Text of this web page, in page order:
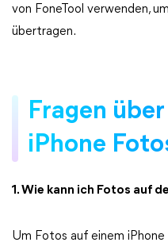
von FoneTool verwenden,
übertragen.
Fragen
iPhone
1. Wie kann ich Fotos auf
Um Fotos auf einem